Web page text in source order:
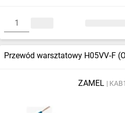
Przewód warsztatowy H05VV‑F
ZAMEL